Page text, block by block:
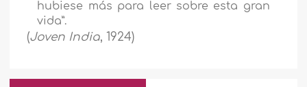
hubiese más para leer sobre esta gran
vida”.
(Joven India, 1924)